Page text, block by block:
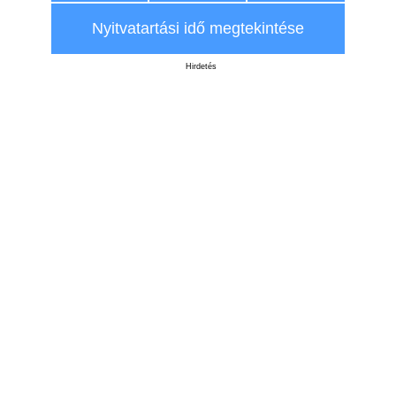
Nyitvatartási idő megtekintése
Hirdetés